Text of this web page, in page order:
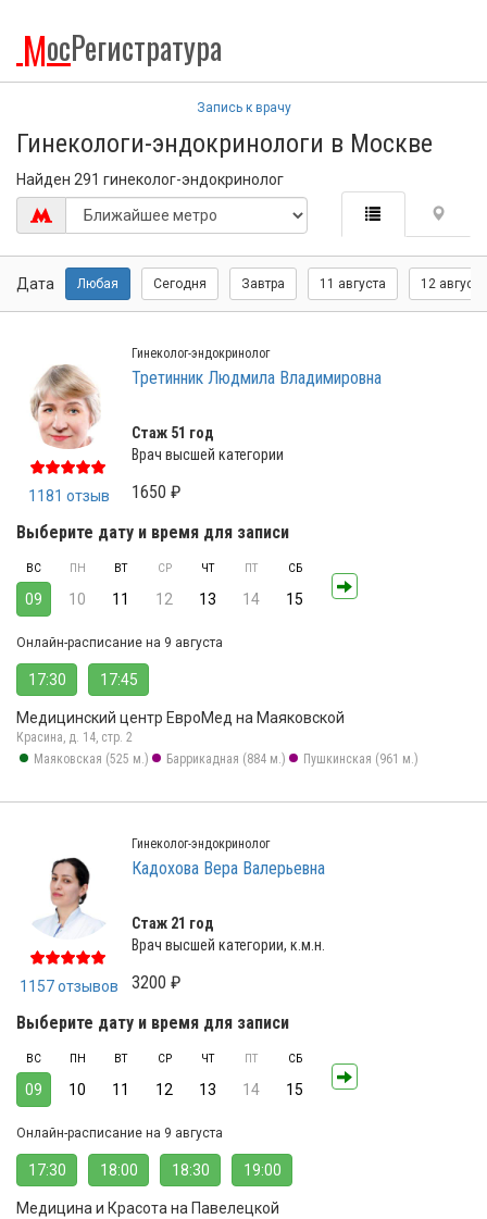
МосРегистратура
Запись к врачу
Гинекологи-эндокринологи в Москве
Найден 291 гинеколог-эндокринолог
Дата Любая Сегодня Завтра 11 августа 12 августа
1181 отзыв
Гинеколог-эндокринолог
Третинник Людмила Владимировна
Стаж 51 год
Врач высшей категории
1650 ₽
Выберите дату и время для записи
ВС
09
ПН
10
ВТ
11
СР
12
ЧТ
13
ПТ
14
СБ
15
Онлайн-расписание на 9 августа
17:30 17:45
Медицинский центр ЕвроМед на Маяковской
Красина, д. 14, стр. 2
Маяковская (525 м.)
Баррикадная (884 м.) Пушкинская (961 м.)
1157 отзывов
Гинеколог-эндокринолог
Кадохова Вера Валерьевна
Стаж 21 год
Врач высшей категории, к.м.н.
3200 ₽
Выберите дату и время для записи
ВС
09
ПН
10
ВТ
11
СР
12
ЧТ
13
ПТ
14
СБ
15
Онлайн-расписание на 9 августа
17:30 18:00 18:30 19:00
Медицина и Красота на Павелецкой